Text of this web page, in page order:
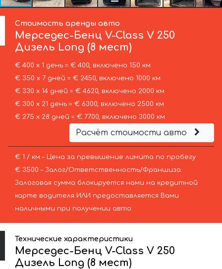
Стоимость аренды авто
Мерседес-БенцV-Class V 250
Дизель Long (8 мест)
€ 400 х 1 день = € 400, включено 150 км
€ 350 х 7 дней = € 2450, включено 1000 км
€ 330 х 14 дней = € 4620, включено 2000 км
€ 300 х 21 день = € 6300, включено 2500 км
€ 275 х 28 дней = € 7700, включено 3000 км
Расчёт стоимости авто
€ 1 / км – Цена за превышение лимита по пробегу
€ 3500 – Залог/Ответственность/Франшиза.
Залоговая сумма блокируется нами на кредитной
карте водителя ИЛИ предоставляется Вами
наличными при получении авто.
Технические характеристики
Мерседес-Бенц V-Class V 250
Дизель Long (8 мест)